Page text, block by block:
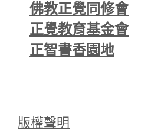
佛教正覺同修會
正覺教育基金會
正智書香園地
版權聲明